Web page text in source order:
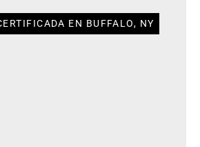
EN BUFFALO, NY